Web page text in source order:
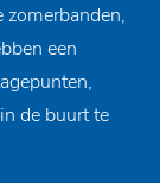
een
de buurt te